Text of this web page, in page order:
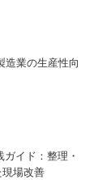
造業の生産性向
イド：整理・
場改善